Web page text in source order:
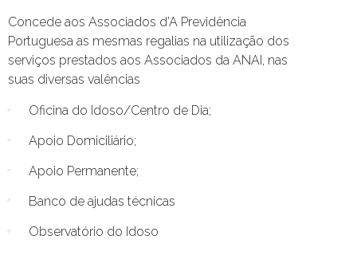
Concede aos Associados d’A Previdência
Portuguesa as mesmas regalias na utilização dos
serviços prestados aos Associados da ANAI, nas
suas diversas valências
Oficina do Idoso/Centro de Dia;
Apoio Domiciliário;
Apoio Permanente;
Banco de ajudas técnicas
Observatório do Idoso